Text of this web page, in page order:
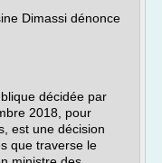
Dimassi dénonce
décidée par
2018, pour
est une décision
que traverse le